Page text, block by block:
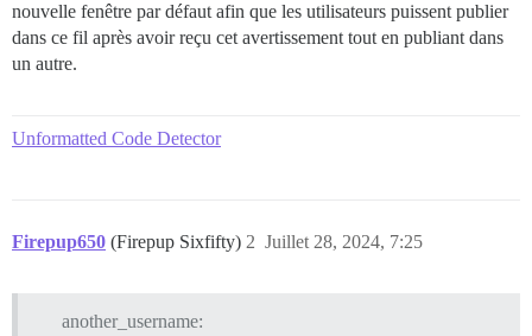
nouvelle fenêtre par défaut afin que les utilisateurs puissent publier
dans ce fil après avoir reçu cet avertissement tout en publiant dans
un autre.
Unformatted Code Detector
Firepup650 (Firepup Sixfifty) Juillet 28, 2024, 7:25
2
another_username: